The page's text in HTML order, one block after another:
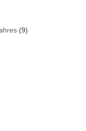
(9)